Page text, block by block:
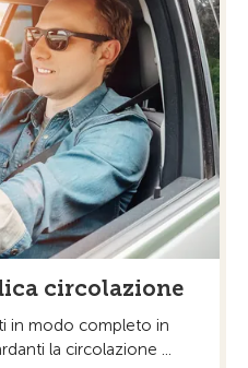
circolazione
in modo completo in
la circolazione ...